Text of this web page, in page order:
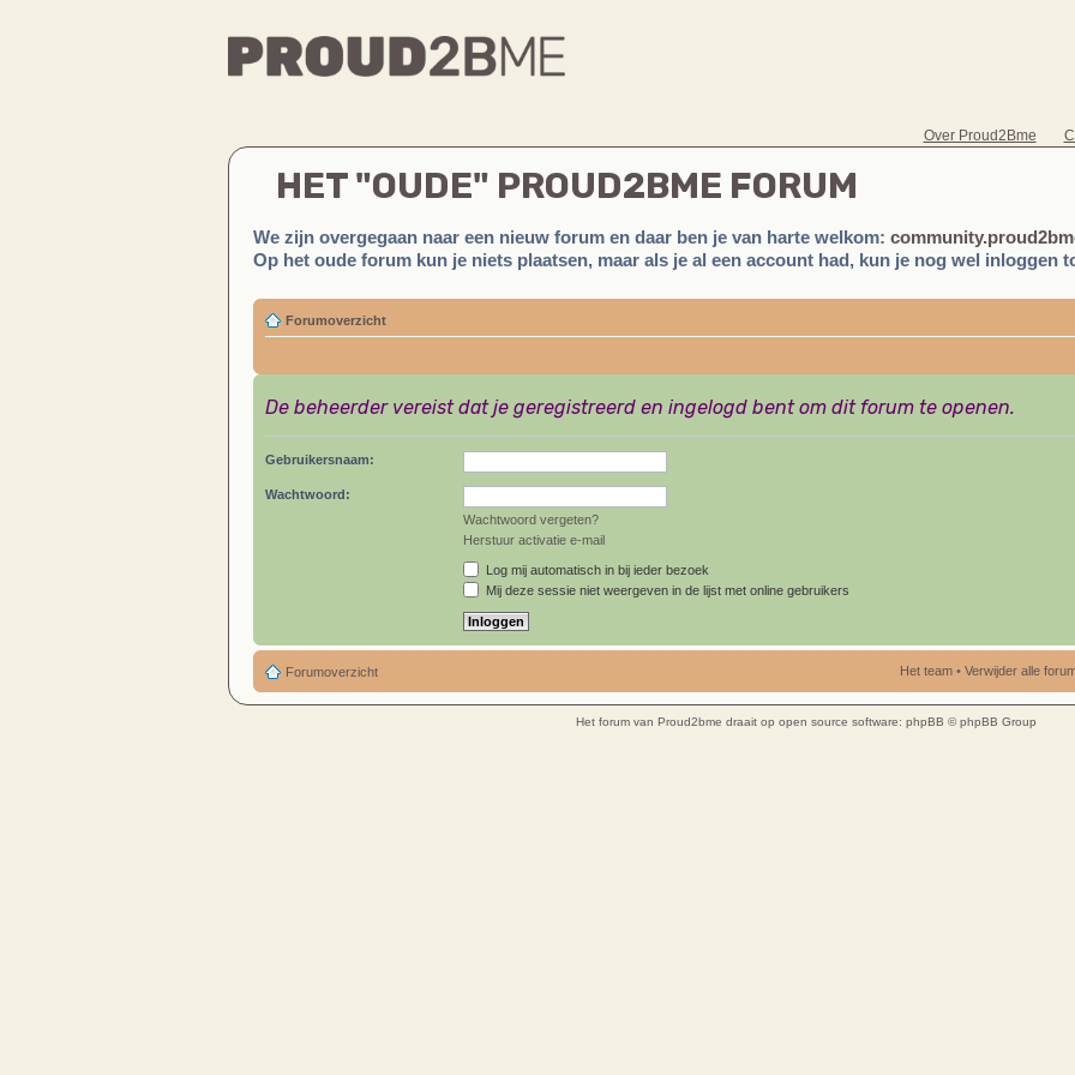
Over Proud2Bme
HET "OUDE" PROUD2BME FORUM
We zijn overgegaan naar een nieuw forum en daar ben je van harte welkom:
Op het oude forum kun je niets plaatsen, maar als je al een account had, kun je nog wel inloggen
Forumoverzicht
De beheerder vereist dat je geregistreerd en ingelogd bent om dit forum te openen.
Gebruikersnaam:
Wachtwoord:
Wachtwoord vergeten?
Herstuur activatie e-mail
Log mij automatisch in bij ieder bezoek
Mij deze sessie niet weergeven in de lijst met online gebruikers
Forumoverzicht Het team• Verwijder alle
Het forum van Proud2bme draait op open source software: phpBB © phpBB Group